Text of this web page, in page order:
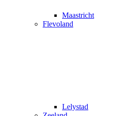
Maastricht
Flevoland
Lelystad